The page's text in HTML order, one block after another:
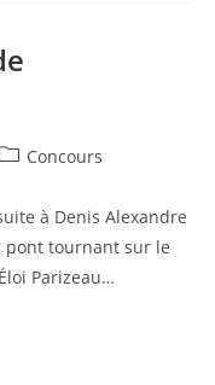
PostConcours
à Denis Alexandre
pont tournant sur le
Parizeau…